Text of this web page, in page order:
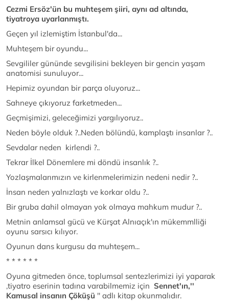
Cezmi Ersöz'ün bu muhteşem şiiri, aynı ad altında,
tiyatroya uyarlanmıştı.
Geçen yıl izlemiştim İstanbul'da...
Muhteşem bir oyundu...
Sevgililer gününde sevgilisini bekleyen bir gencin yaşam
anatomisi sunuluyor...
Hepimiz oyundan bir parça oluyoruz...
Sahneye çıkıyoruz farketmeden...
Geçmişimizi, geleceğimizi yargılıyoruz..
Neden böyle olduk ?..Neden bölündü, kamplaştı insanlar ?..
Sevdalar neden kirlendi ?..
Tekrar İlkel Dönemlere mi döndü insanlık ?..
Yozlaşmalarımızın ve kirlenmelerimizin nedeni nedir ?..
İnsan neden yalnızlaştı ve korkar oldu ?..
Bir gruba dahil olmayan yok olmaya mahkum mudur ?..
Metnin anlamsal gücü ve Kürşat Alnıaçık'ın mükemmlliği
oyunu sarsıcı kılıyor.
Oyunun dans kurgusu da muhteşem...
* * * * * *
Oyuna gitmeden önce, toplumsal sentezlerimizi iyi yaparak
,tiyatro eserinin tadına varabilmemiz için Sennet'ın,''
Kamusal insanın Çöküşü '' adlı kitap okunmalıdır.